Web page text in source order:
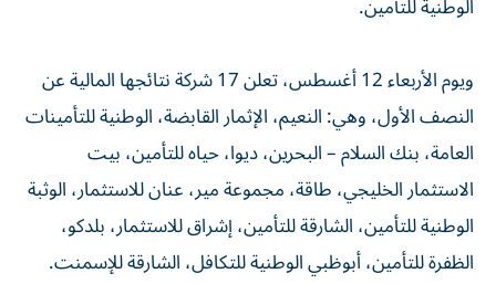
ويوم الأربعاء 12 أغسطس، تعلن 17 شركة نتائجها المالية عن
النصف الأول، وهي: النعيم، الإثمار القابضة، الوطنية للتأمينات
العامة، بنك السلام – البحرين، ديوا، حياه للتأمين، بيت
الاستثمار الخليجي، طاقة، مجموعة مير، عنان للاستثمار، الوثبة
الوطنية للتأمين، الشارقة للتأمين، إشراق للاستثمار، بلدكو،
الظفرة للتأمين، أبوظبي الوطنية للتكافل، الشارقة للإسمنت.